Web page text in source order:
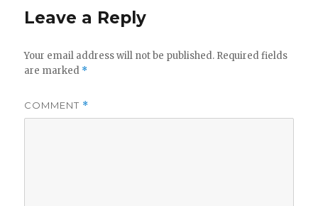
Leave a Reply
Your email address will not be published. Required fields
are marked *
COMMENT *